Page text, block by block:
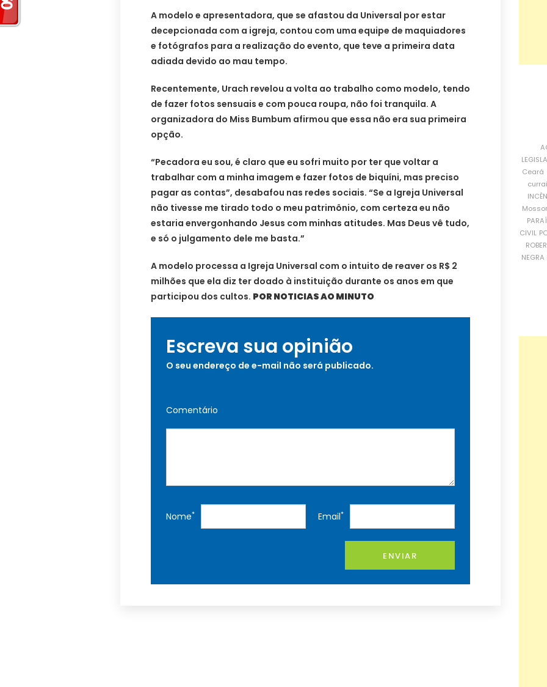
A modelo e apresentadora, que se afastou da Universal por estar
decepcionada com a igreja, contou com uma equipe de maquiadores
e fotógrafos para a realização do evento, que teve a primeira data
adiada devido ao mau tempo.
Recentemente, Urach revelou a volta ao trabalho como modelo, tendo
de fazer fotos sensuais e com pouca roupa, não foi tranquila. A
organizadora do Miss Bumbum afirmou que essa não era sua primeira
opção.
“Pecadora eu sou, é claro que eu sofri muito por ter que voltar a
trabalhar com a minha imagem e fazer fotos de biquíni, mas preciso
pagar as contas”, desabafou nas redes sociais. “Se a Igreja Universal
não tivesse me tirado todo o meu patrimônio, com certeza eu não
estaria envergonhando Jesus com minhas atitudes. Mas Deus vê tudo,
e só o julgamento dele me basta.”
A modelo processa a Igreja Universal com o intuito de reaver os R$ 2
milhões que ela diz ter doado à instituição durante os anos em que
participou dos cultos. POR NOTICIAS AO MINUTO
Escreva sua opinião
O seu endereço de e-mail não será publicado.
Comentário
Nome* Email*
ENVIAR
Ceará
CIVIL
NEGRA